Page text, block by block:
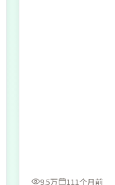
9.5万 111个月前